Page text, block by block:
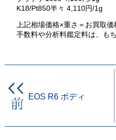
K18/Pt850半々 4,110円/1g
上記相場価格×重さ＝お買取価
手数料や分析料鑑定料は、も
EOS R6 ボディ